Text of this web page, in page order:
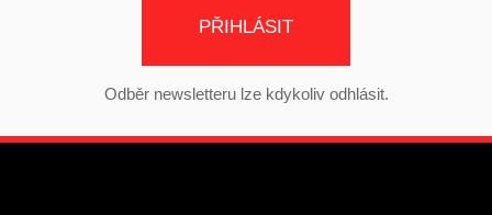
PŘIHLÁSIT
Odběr newsletteru lze kdykoliv odhlásit.